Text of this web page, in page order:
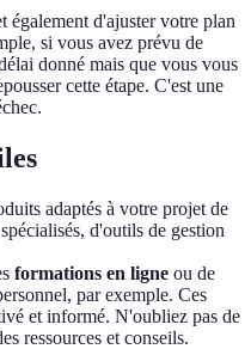
également d'ajuster votre plan
si vous avez prévu de
donné mais que vous vous
cette étape. C'est une
adaptés à votre projet de
d'outils de gestion
formations en ligne ou de
par exemple. Ces
et informé. N'oubliez pas de
ressources et conseils.